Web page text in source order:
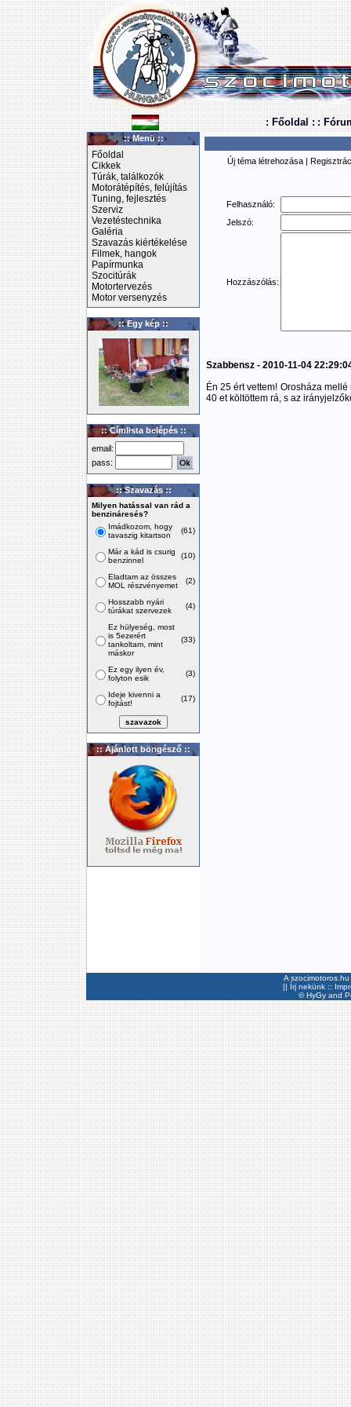
: Főoldal : :
:: Menü ::
Főoldal
Cikkek
Túrák, találkozók
Motorátépítés, felújítás
Tuning, fejlesztés
Szerviz
Vezetéstechnika
Galéria
Szavazás kiértékelése
Filmek, hangok
Papírmunka
Szocitúrák
Motortervezés
Motor versenyzés
:: Egy kép ::
:: Címlista belépés ::
email:
pass:
:: Szavazás ::
Milyen hatással van rád a
benzináresés?
Imádkozom, hogy
tavaszig kitartson
(61)
Már a kád is csurig
benzinnel
(10)
Eladtam az összes
MOL részvényemet
(2)
Hosszabb nyári
túrákat szervezek
(4)
Ez hülyeség, most
is 5ezerért
tankoltam, mint
máskor
(33)
Ez egy ilyen év,
folyton esik
(3)
Ideje kivenni a
fojtást!
(17)
:: Ajánlott böngésző ::
Új téma létrehozása |
Felhasználó:
Jelszó:
Hozzászólás:
Szabbensz - 2010-11-04
Én 25 ért vettem! Orosháza
40 et költöttem rá, s az
A
|| Írj nekünk ::
©HyGyand